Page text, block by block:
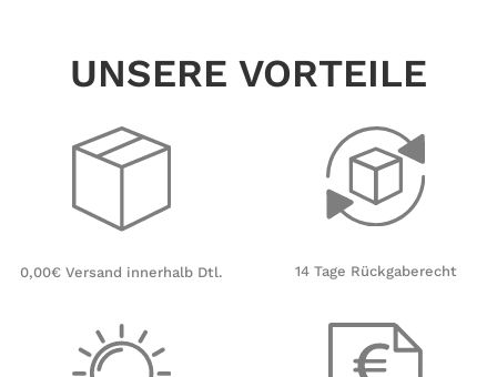
UNSERE VORTEILE
0,00€ Versand innerhalb Dtl. 14 Tage Rückgaberecht